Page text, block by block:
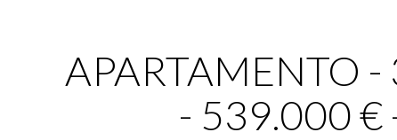
APARTAMENTO -
- 539.000 €